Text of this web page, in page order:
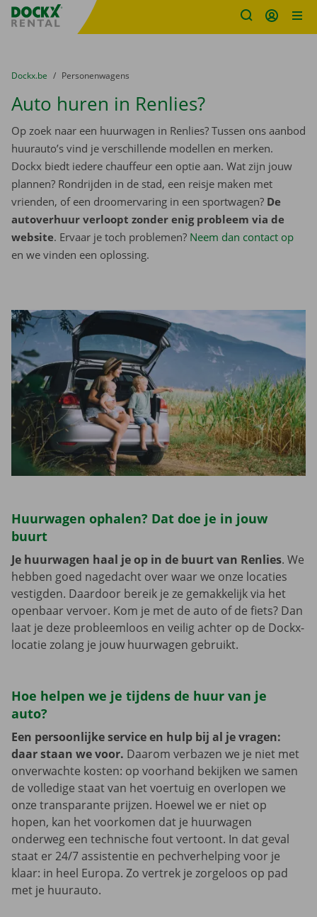
Fratello DEMO
U bevindt zich hier:
van
Dockx.be naar
Personenwagens
Auto huren in Renlies?
Op zoek naar een huurwagen in Renlies? Tussen ons aanbod
huurauto’s vind je verschillende modellen en merken.
Dockx biedt iedere chauffeur een optie aan. Wat zijn jouw
plannen? Rondrijden in de stad, een reisje maken met
vrienden, of een droomervaring in een sportwagen? De
autoverhuur verloopt zonder enig probleem via de
website. Ervaar je toch problemen? Neem dan contact op
en we vinden een oplossing.
Huurwagen ophalen? Dat doe je in jouw
buurt
Je huurwagen haal je op in de buurt van Renlies. We
hebben goed nagedacht over waar we onze locaties
vestigden. Daardoor bereik je ze gemakkelijk via het
openbaar vervoer. Kom je met de auto of de fiets? Dan
laat je deze probleemloos en veilig achter op de Dockx-
locatie zolang je jouw huurwagen gebruikt.
Hoe helpen we je tijdens de huur van je
auto?
Een persoonlijke service en hulp bij al je vragen:
daar staan we voor. Daarom verbazen we je niet met
onverwachte kosten: op voorhand bekijken we samen
de volledige staat van het voertuig en overlopen we
onze transparante prijzen. Hoewel we er niet op
hopen, kan het voorkomen dat je huurwagen
onderweg een technische fout vertoont. In dat geval
staat er 24/7 assistentie en pechverhelping voor je
klaar: in heel Europa. Zo vertrek je zorgeloos op pad
met je huurauto.